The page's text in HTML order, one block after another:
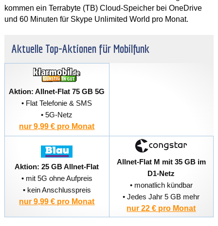
kommen ein Terrabyte (TB) Cloud-Speicher bei OneDrive
und 60 Minuten für Skype Unlimited World pro Monat.
Aktuelle Top-Aktionen für Mobilfunk
Aktion: Allnet-Flat 75 GB 5G
• Flat Telefonie & SMS
• 5G-Netz
nur 9,99 € pro Monat
Aktion: 25 GB Allnet-Flat
• mit 5G ohne Aufpreis
• kein Anschlusspreis
nur 9,99 € pro Monat
Allnet-Flat M mit 35 GB im
D1-Netz
• monatlich kündbar
• Jedes Jahr 5 GB mehr
nur 22 € pro Monat